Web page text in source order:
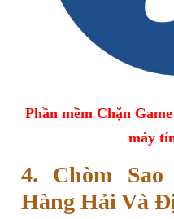
Phần mềm Chặn
máy
4. Chòm
Hàng Hải Và